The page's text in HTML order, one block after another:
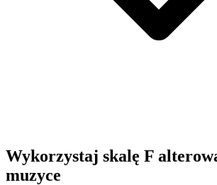
Wykorzystaj skalę F
muzyce